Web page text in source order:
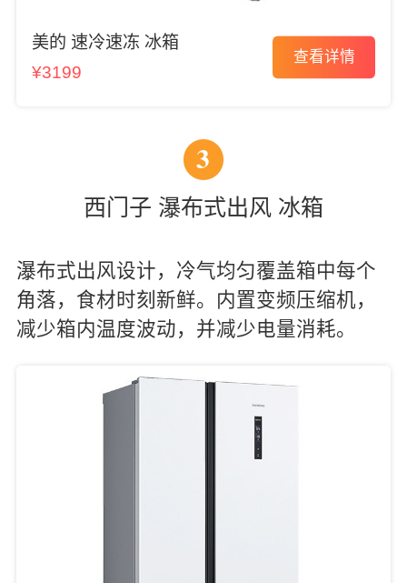
美的 速冷速冻 冰箱
¥3199
查看详情
3
西门子 瀑布式出风 冰箱
瀑布式出风设计，冷气均匀覆盖箱中每个
角落，食材时刻新鲜。内置变频压缩机，
减少箱内温度波动，并减少电量消耗。